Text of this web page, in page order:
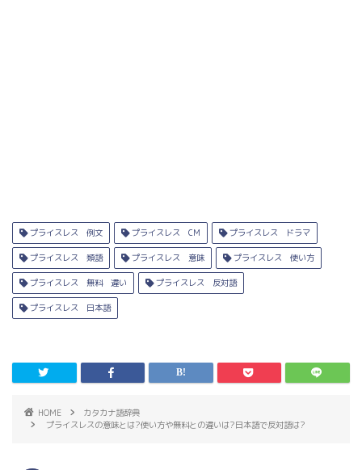
プライスレス 例文 プライスレス CM プライスレス ドラマ
プライスレス 類語 プライスレス 意味 プライスレス 使い方
プライスレス 無料 違い プライスレス 反対語
プライスレス 日本語
HOME
カタカナ語辞典
プライスレスの意味とは?使い方や無料との違いは?日本語で反対語は?